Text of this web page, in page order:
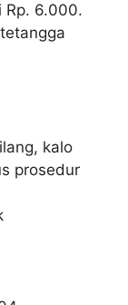
Rp. 6.000.
kalo
prosedur